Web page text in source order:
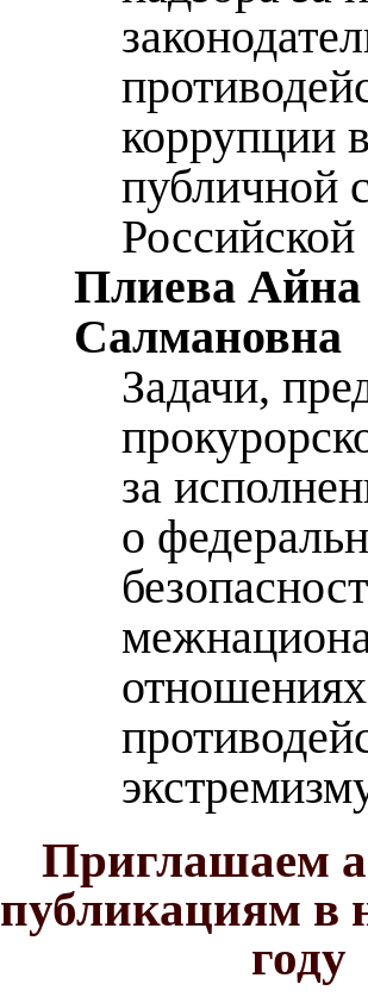
коррупции
публичной
Плиева Айна
Салмановна
Задачи,
за
о
Приглашаем
публикациям в
году